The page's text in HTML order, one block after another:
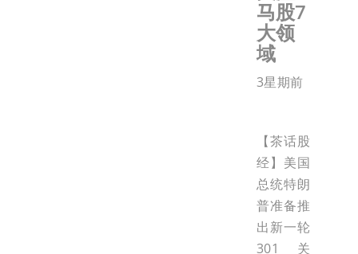
马股7
大领
域
3星期前
【茶话股
经】美国
总统特朗
普准备推
出新一轮
301关